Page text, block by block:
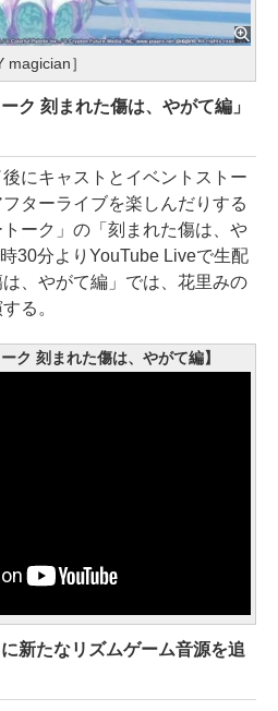
］
ク 刻まれた傷は、やがて編」
にキャストとイベントストー
ターライブを楽しんだりする
ーク」の「刻まれた傷は、や
30分よりYouTube Liveで生配
、やがて編」では、花里みの
る。
ク 刻まれた傷は、やがて編】
新たなリズムゲーム音源を追